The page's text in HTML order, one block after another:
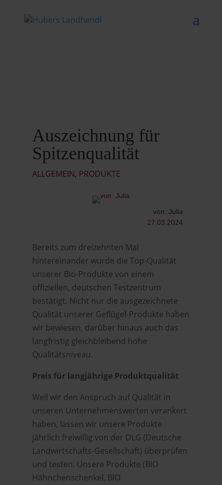
Auszeichnung für
Spitzenqualität
ALLGEMEIN, PRODUKTE
von: Julia
27.03.2024
Bereits zum dreizehnten Mal
hintereinander wurde die Top-Qualität
unserer Bio-Produkte von einem
offiziellen, deutschen Testzentrum
bestätigt. Nicht nur die ausgezeichnete
Qualität unserer Geflügel-Produkte haben
wir bewiesen, darüber hinaus auch das
langfristig gleichbleibend hohe
Qualitätsniveau.
Preis für langjährige Produktqualität
Weil wir den Anspruch auf Qualität in
unseren Unternehmenswerten verankert
haben, lassen wir unsere Produkte
jährlich freiwillig von der DLG (Deutsche
Landwirtschafts-Gesellschaft) überprüfen
und testen. Unsere Produkte (BIO
Hähnchenschenkel, BIO